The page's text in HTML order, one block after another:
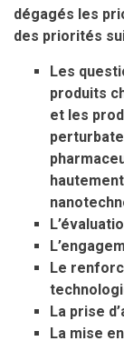
dégagés les
des priorités
Les
produits
et les
Le
La prise
La mise